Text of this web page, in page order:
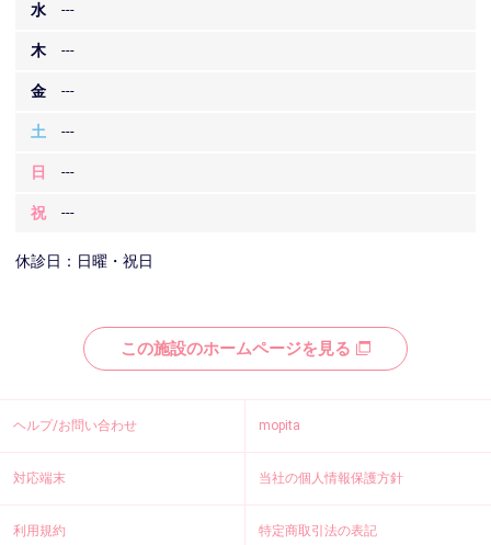
水 ---
木 ---
金 ---
土 ---
日 ---
祝 ---
休診日：日曜・祝日
この施設のホームページを見る
ヘルプ/お問い合わせ mopita
対応端末 当社の個人情報保護方針
利用規約 特定商取引法の表記